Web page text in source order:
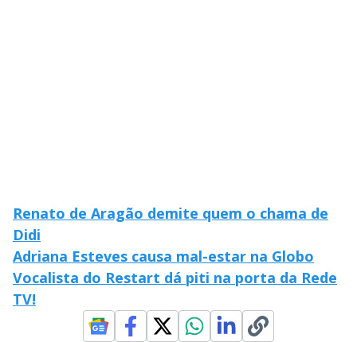
Renato de Aragão demite quem o chama de
Didi
Adriana Esteves causa mal-estar na Globo
Vocalista do Restart dá piti na porta da Rede
TV!